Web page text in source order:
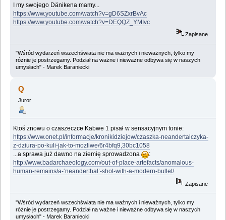
I my swojego Dänikena mamy...
https://www.youtube.com/watch?v=gD6SZxrBvAc
https://www.youtube.com/watch?v=DEQQZ_YMIvc
Zapisane
"Wśród wydarzeń wszechświata nie ma ważnych i nieważnych, tylko my
różnie je postrzegamy. Podział na ważne i nieważne odbywa się w naszych
umysłach" - Marek Baraniecki
Q
Juror
Ktoś znowu o czaszeczce Kabwe 1 pisał w sensacyjnym tonie:
https://www.onet.pl/informacje/kronikidziejow/czaszka-neandertalczyka-
z-dziura-po-kuli-jak-to-mozliwe/6r4bfq9,30bc1058
...a sprawa już dawno na ziemię sprowadzona
:
http://www.badarchaeology.com/out-of-place-artefacts/anomalous-
human-remains/a-‘neanderthal’-shot-with-a-modern-bullet/
Zapisane
"Wśród wydarzeń wszechświata nie ma ważnych i nieważnych, tylko my
różnie je postrzegamy. Podział na ważne i nieważne odbywa się w naszych
umysłach" - Marek Baraniecki